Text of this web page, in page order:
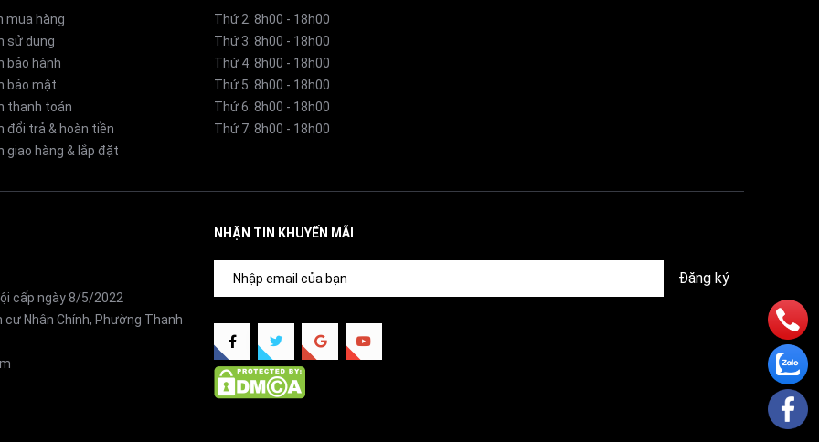
mm
số lượng đồ vật, và thói quen sử dụng để tự động điều chỉnh chế
tiết kiệm năng lượng.
mọi lúc, mọi nơi, mang đến sự tiện lợi vượt trội trong việc quản lý
khắp phòng, ngăn sự chênh lệch nhiệt độ, đồng thời tiết kiệm năng
mua hàng
sử dụng
bảo hành
bảo mật
thanh toán
đổi trả & hoàn tiền
giao hàng & lắp đặt
Thứ 2: 8h00 - 18h00
Thứ 3: 8h00 - 18h00
Thứ 4: 8h00 - 18h00
Thứ 5: 8h00 - 18h00
Thứ 6: 8h00 - 18h00
Thứ 7: 8h00 - 18h00
cấp ngày 8/5/2022
Nhân Chính, Phường Thanh
NHẬN TIN KHUYẾN MÃI
Đăng ký